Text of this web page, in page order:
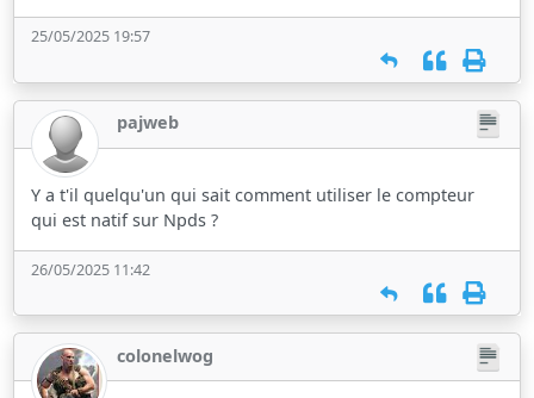
25/05/2025 19:57
pajweb
Y a t'il quelqu'un qui sait comment utiliser le compteur
qui est natif sur Npds ?
26/05/2025 11:42
colonelwog